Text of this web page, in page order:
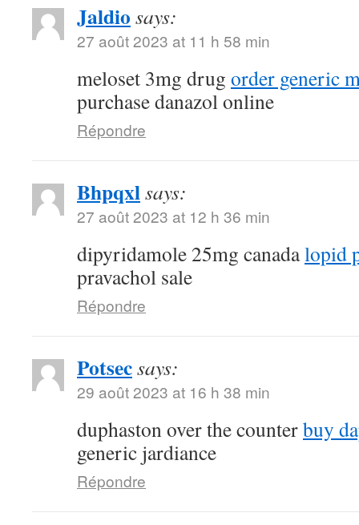
Jaldio says:
27 août 2023 at 11 h 58 min
meloset 3mg drug order generic
purchase danazol online
Répondre
Bhpqxlsays:
27 août 2023 at 12 h 36 min
dipyridamole 25mg canadalopid
pravachol sale
Répondre
Potsecsays:
29 août 2023 at 16 h 38 min
duphaston over the counterbuy
generic jardiance
Répondre